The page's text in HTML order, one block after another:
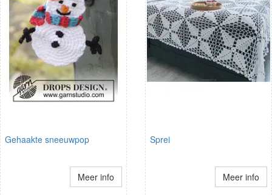
Gehaakte sneeuwpop
Meer info
Sprei
Meer info